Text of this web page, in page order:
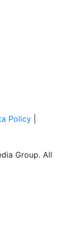
Policy
Group. All